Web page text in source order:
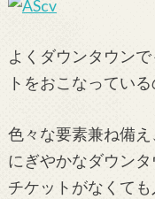
よくダウンタウン
トをおこなってい
色々な要素兼ね備
にぎやかなダウンタ
チケットがなくて